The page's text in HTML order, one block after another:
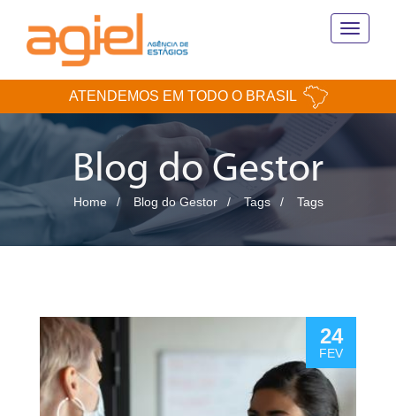
Toggle
ATENDEMOS EM TODO O BRASIL
Blog do Gestor
Home Blog do Gestor Tags Tags
24
FEV